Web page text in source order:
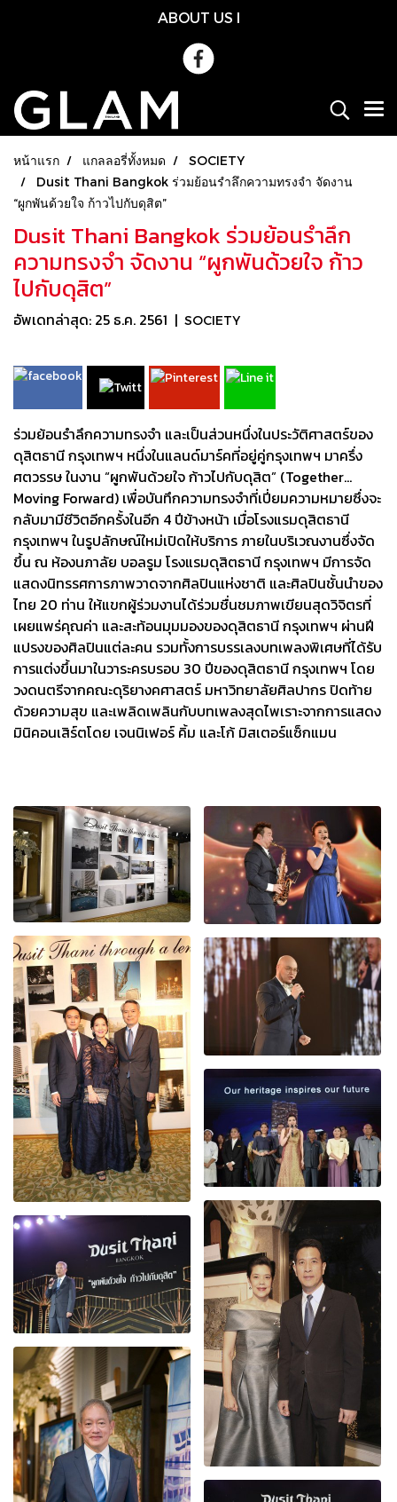
ABOUT US l
หน้าแรก แกลลอรี่ทั้งหมด
SOCIETY
Dusit Thani Bangkok ร่วมย้อนรำลึกความทรงจำ จัดงาน
“ผูกพันด้วยใจ ก้าวไปกับดุสิต”
Dusit Thani Bangkok ร่วมย้อนรำลึก
ความทรงจำ จัดงาน “ผูกพันด้วยใจ ก้าว
ไปกับดุสิต”
อัพเดทล่าสุด: 25 ธ.ค. 2561 | SOCIETY
ร่วมย้อนรำลึกความทรงจำ และเป็นส่วนหนึ่งในประวัติศาสตร์ของ
ดุสิตธานี กรุงเทพฯ หนึ่งในแลนด์มาร์คที่อยู่คู่กรุงเทพฯ มาครึ่ง
ศตวรรษ ในงาน “ผูกพันด้วยใจ ก้าวไปกับดุสิต” (Together…
Moving Forward) เพื่อบันทึกความทรงจำที่เปี่ยมความหมายซึ่งจะ
กลับมามีชีวิตอีกครั้งในอีก 4 ปีข้างหน้า เมื่อโรงแรมดุสิตธานี
กรุงเทพฯ ในรูปลักษณ์ใหม่เปิดให้บริการ ภายในบริเวณงานซึ่งจัด
ขึ้น ณ ห้องนภาลัย บอลรูม โรงแรมดุสิตธานี กรุงเทพฯ มีการจัด
แสดงนิทรรศการภาพวาดจากศิลปินแห่งชาติ และศิลปินชั้นนำของ
ไทย 20 ท่าน ให้แขกผู้ร่วมงานได้ร่วมชื่นชมภาพเขียนสุดวิจิตรที่
เผยแพร่คุณค่า และสะท้อนมุมมองของดุสิตธานี กรุงเทพฯ ผ่านฝี
แปรงของศิลปินแต่ละคน รวมทั้งการบรรเลงบทเพลงพิเศษที่ได้รับ
การแต่งขึ้นมาในวาระครบรอบ 30 ปีของดุสิตธานี กรุงเทพฯ โดย
วงดนตรีจากคณะดุริยางคศาสตร์ มหาวิทยาลัยศิลปากร ปิดท้าย
ด้วยความสุข และเพลิดเพลินกับบทเพลงสุดไพเราะจากการแสดง
มินิคอนเสิร์ตโดย เจนนิเฟอร์ คิ้ม และโก้ มิสเตอร์แซ็กแมน